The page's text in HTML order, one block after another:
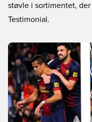
støvle i sortimentet, der
Testimonial.